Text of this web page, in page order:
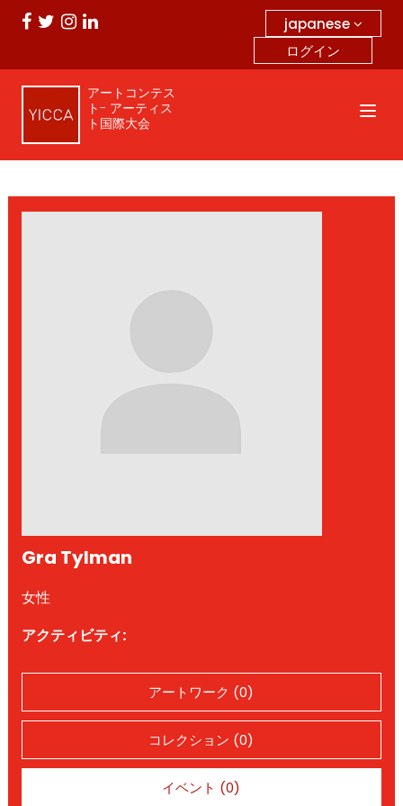
japanese
ログイン
アートコンテス
ト- アーティス
ト国際大会
Gra Tylman
女性
アクティビティ:
アートワーク (0)
コレクション (0)
イベント (0)